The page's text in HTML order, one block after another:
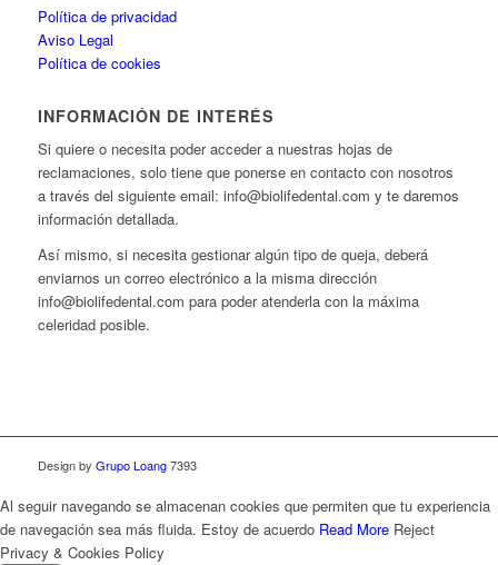
Política de privacidad
Aviso Legal
Política de cookies
INFORMACIÓN DE INTERÉS
Si quiere o necesita poder acceder a nuestras hojas de
reclamaciones, solo tiene que ponerse en contacto con nosotros
a través del siguiente email: info@biolifedental.com y te daremos
información detallada.
Así mismo, si necesita gestionar algún tipo de queja, deberá
enviarnos un correo electrónico a la misma dirección
info@biolifedental.com para poder atenderla con la máxima
celeridad posible.
Design by Grupo Loang7393
Al seguir navegando se almacenan cookies que permiten que tu experiencia
de navegación sea más fluida. Estoy de acuerdo Read More Reject
Privacy & Cookies Policy